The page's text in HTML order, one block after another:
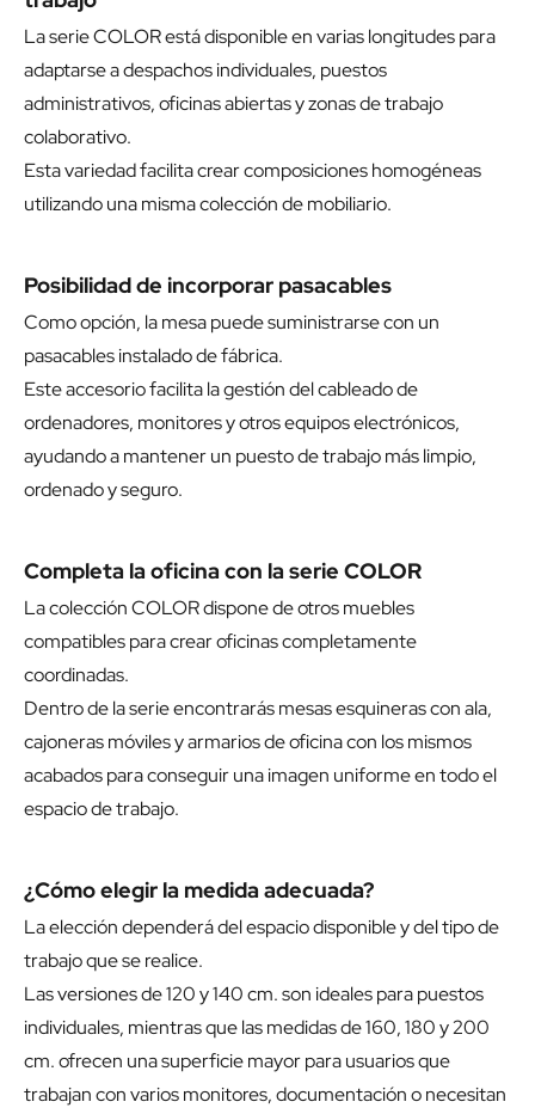
La serie COLOR está disponible en varias longitudes para
adaptarse a despachos individuales, puestos
administrativos, oficinas abiertas y zonas de trabajo
colaborativo.
Esta variedad facilita crear composiciones homogéneas
utilizando una misma colección de mobiliario.
Posibilidad de incorporar pasacables
Como opción, la mesa puede suministrarse con un
pasacables instalado de fábrica.
Este accesorio facilita la gestión del cableado de
ordenadores, monitores y otros equipos electrónicos,
ayudando a mantener un puesto de trabajo más limpio,
ordenado y seguro.
Completa la oficina con la serie COLOR
La colección COLOR dispone de otros muebles
compatibles para crear oficinas completamente
coordinadas.
Dentro de la serie encontrarás mesas esquineras con ala,
cajoneras móviles y armarios de oficina con los mismos
acabados para conseguir una imagen uniforme en todo el
espacio de trabajo.
¿Cómo elegir la medida adecuada?
La elección dependerá del espacio disponible y del tipo de
trabajo que se realice.
Las versiones de 120 y 140 cm. son ideales para puestos
individuales, mientras que las medidas de 160, 180 y 200
cm. ofrecen una superficie mayor para usuarios que
trabajan con varios monitores, documentación o necesitan